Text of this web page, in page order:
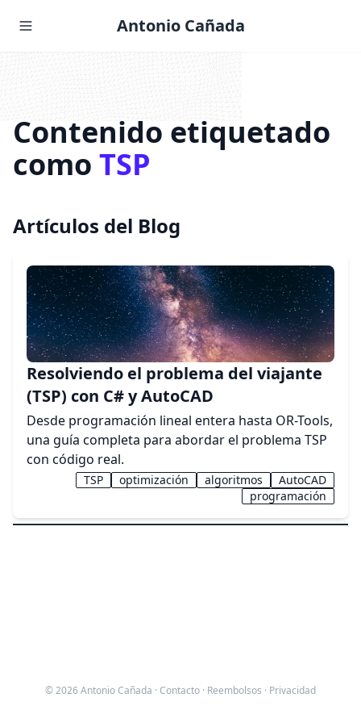
Antonio Cañada
Contenido etiquetado
como TSP
Artículos del Blog
Resolviendo el problema del viajante
(TSP) con C# y AutoCAD
Desde programación lineal entera hasta OR-Tools,
una guía completa para abordar el problema TSP
con código real.
TSP optimización algoritmos
AutoCAD
programación
© 2026 Antonio Cañada · Contacto · Reembolsos · Privacidad